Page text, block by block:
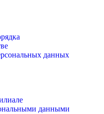
данных
данными